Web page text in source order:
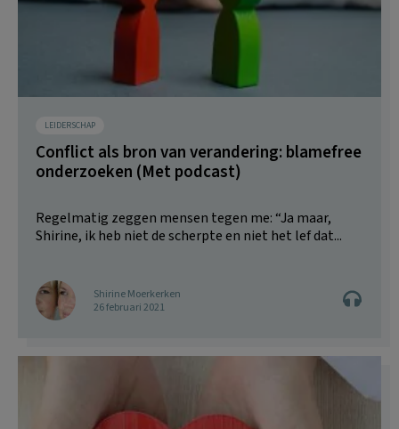
LEIDERSCHAP
Conflict als bron van verandering: blamefree
onderzoeken (Met podcast)
Regelmatig zeggen mensen tegen me: “Ja maar,
Shirine, ik heb niet de scherpte en niet het lef dat...
Shirine Moerkerken
26 februari 2021